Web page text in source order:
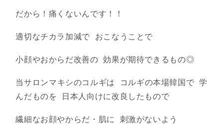
だから！痛くないんです！！
適切なチカラ加減で おこなうことで
小顔やおからだ改善の 効果が期待できるもの◎
当サロンマキシのコルギは コルギの本場韓国で 学
んだものを 日本人向けに改良したもので
繊細なお顔やからだ・肌に 刺激がないよう